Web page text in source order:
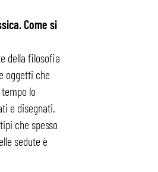
Come si
della filosofia
oggetti che
lo
e disegnati.
che spesso
sedute è